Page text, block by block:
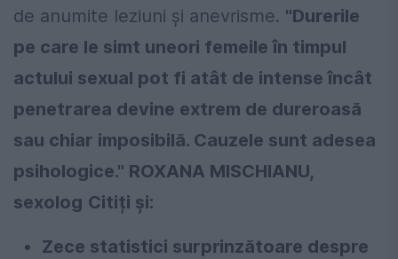
de anumite leziuni şi anevrisme. "Durerile
pe care le simt uneori femeile în timpul
actului sexual pot fi atât de intense încât
penetrarea devine extrem de dureroasă
sau chiar imposibilă. Cauzele sunt adesea
psihologice." ROXANA MISCHIANU,
sexolog Citiți și:
Zece statistici surprinzătoare despre